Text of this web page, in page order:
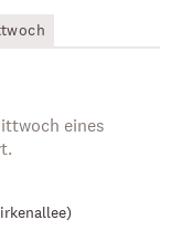
eines
)